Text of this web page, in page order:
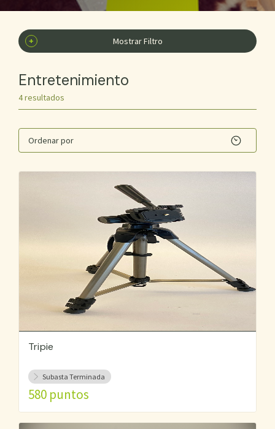
+ Mostrar Filtro
Entretenimiento
4 resultados
Ordenar por
Tripie
Subasta Terminada
580 puntos